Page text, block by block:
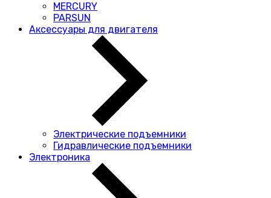
MERCURY
PARSUN
Аксессуары для двигателя
Электрические подъемники
Гидравлические подъемники
Электроника